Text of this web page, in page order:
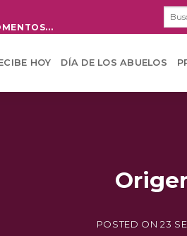
HOY DÍA DE LOS ABUELOS
POSTED ON23